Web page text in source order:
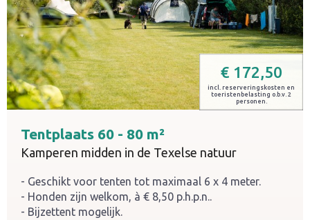
€ 172,50
incl. reserveringskosten en
toeristenbelasting o.b.v. 2
personen.
Tentplaats 60 - 80 m²
Kamperen midden in de Texelse natuur
Geschikt voor tenten tot maximaal 6 x 4 meter.
Honden zijn welkom, à € 8,50 p.h.p.n..
Bijzettent mogelijk.